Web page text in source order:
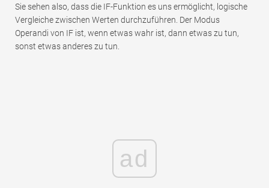
Sie sehen also, dass die IF-Funktion es uns ermöglicht, logische
Vergleiche zwischen Werten durchzuführen. Der Modus
Operandi von IF ist, wenn etwas wahr ist, dann etwas zu tun,
sonst etwas anderes zu tun.
ad